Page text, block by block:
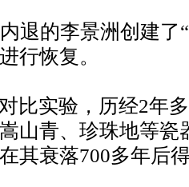
退的李景洲创建了
行恢复。
比实验，历经2年
山青、珍珠地等
其衰落700多年后